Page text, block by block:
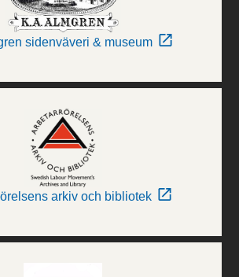
sidenväveri & museum
arkiv och bibliotek